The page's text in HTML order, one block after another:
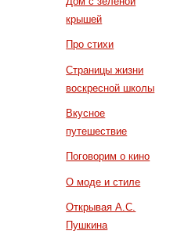
крышей
Про стихи
Страницы жизни
воскресной школы
Вкусное
путешествие
Поговорим о кино
О моде и стиле
Открывая А.С.
Пушкина